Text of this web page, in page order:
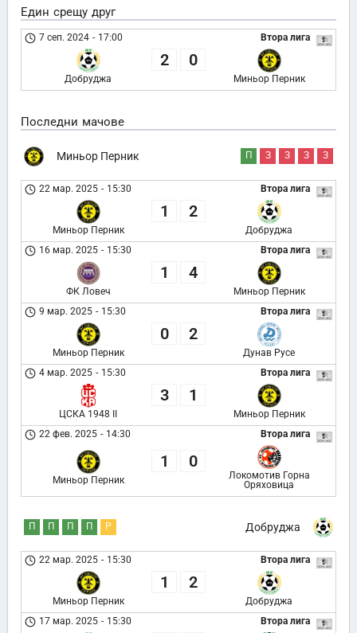
Един срещу друг
Втора лига
7 сеп. 2024 - 17:00
Добруджа
2 0
Миньор Перник
Последни мачове
Миньор Перник П З З З З
Втора лига
22 мар. 2025 - 15:30
Миньор Перник
1 2
Добруджа
Втора лига
16 мар. 2025 - 15:30
ФК Ловеч
1 4
Миньор Перник
Втора лига
9 мар. 2025 - 15:30
Миньор Перник
0 2
Дунав Русе
Втора лига
4 мар. 2025 - 15:30
ЦСКА 1948 II
3 1
Миньор Перник
Втора лига
22 фев. 2025 - 14:30
Миньор Перник
1 0
Локомотив Горна
Оряховица
Добруджа
П П П П Р
Втора лига
22 мар. 2025 - 15:30
Миньор Перник
1 2
Добруджа
Втора лига
17 мар. 2025 - 15:30